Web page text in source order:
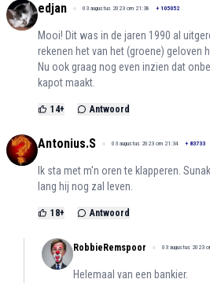
edjan 03 augustus 2023 om 21:38 + 105052
Mooi! Dit was in de jaren 1990 al
rekenen het van het (groene) geloven
Nu ook graag nog even inzien dat
kapot maakt.
14+ Antwoord
Antonius.S 03 augustus 2023 om 21:34 + 83733
Ik sta met m'n oren te klapperen.
lang hij nog zal leven.
18+ Antwoord
RobbieRemspoor 03 augustus 2023
Helemaal van een bankier.